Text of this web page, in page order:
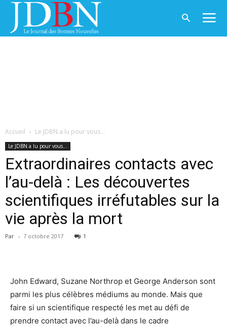
Accueil Le JDBN a lu pour vous...
Le JDBN a lu pour vous...
Extraordinaires contacts avec
l’au-delà : Les découvertes
scientifiques irréfutables sur la
vie après la mort
Par - 7 octobre 2017 1
John Edward, Suzane Northrop et George Anderson sont
parmi les plus célèbres médiums au monde. Mais que
faire si un scientifique respecté les met au défi de
prendre contact avec l’au-delà dans le cadre